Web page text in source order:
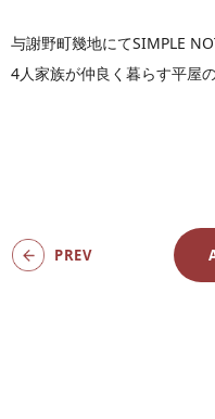
与謝野町幾地にてSIMPLE
4人家族が仲良く暮らす平屋
PREV